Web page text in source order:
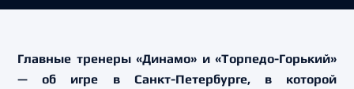
Главные тренеры «Динамо» и «Торпедо-Горький»
— об игре в Санкт-Петербурге, в которой